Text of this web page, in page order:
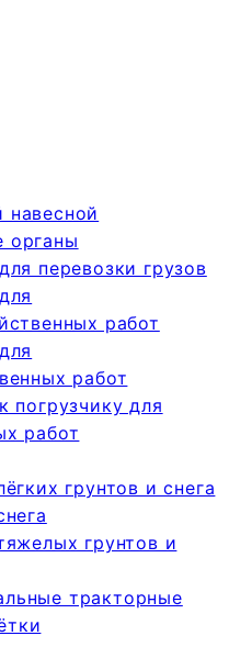
навесной
органы
перевозки грузов
работ
работ
погрузчику для
работ
грунтов и снега
грунтов и
тракторные